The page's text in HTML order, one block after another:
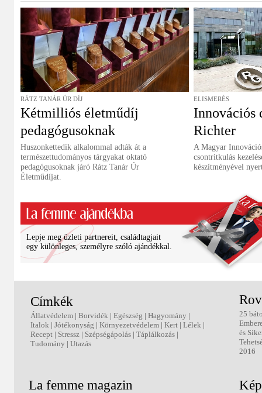
RÁTZ TANÁR ÚR DÍJ
Kétmilliós életműdíj
pedagógusoknak
Huszonkettedik alkalommal adták át a
természettudományos tárgyakat oktató
pedagógusoknak járó Rátz Tanár Úr
Életműdíjat.
ELISMERÉS
Innovációs
Richter
A Magyar
csontritkulás
készítményével
Lepje meg üzleti partnereit, családtagjait
egy különleges, személyre szóló ajándékkal.
Címkék
Állatvédelem | Borvidék | Egészség | Hagyomány |
Italok | Jótékonyság | Környezetvédelem | Kert | Lélek |
Recept | Stressz | Szépségápolás | Táplálkozás |
Tudomány | Utazás
25
és
2016
La femme magazin